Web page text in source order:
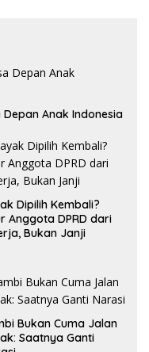
Anak Indonesia
Dipilih Kembali?
Anggota DPRD dari
Bukan Janji
Bukan Cuma Jalan
Saatnya Ganti